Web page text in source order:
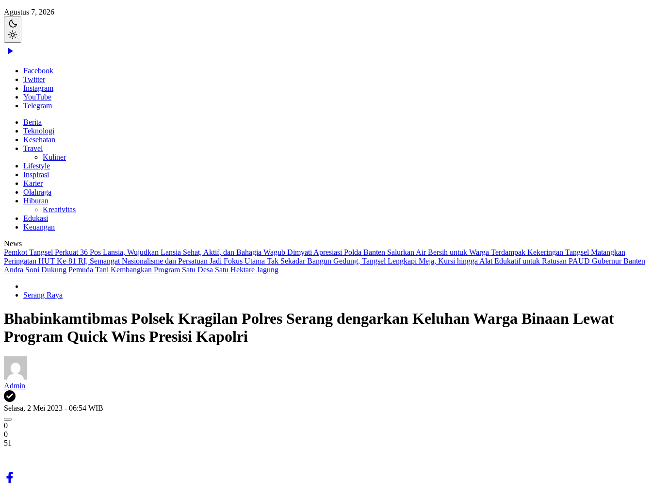
Agustus 7, 2026
Facebook
Twitter
Instagram
YouTube
Telegram
Berita
Teknologi
Kesehatan
Travel
Kuliner
Lifestyle
Inspirasi
Karier
Olahraga
Hiburan
Kreativitas
Edukasi
Keuangan
News
Pemkot Tangsel Perkuat 36 Pos Lansia, Wujudkan Lansia Sehat, Aktif, dan Bahagia Wagub Dimyati Apresiasi Polda Banten Salurkan Air Bersih untuk Warga Terdampak Kekeringan Tangsel Matangkan
Peringatan HUT Ke-81 RI, Semangat Nasionalisme dan Persatuan Jadi Fokus Utama Tak Sekadar Bangun Gedung, Tangsel Lengkapi Meja, Kursi hingga Alat Edukatif untuk Ratusan PAUD Gubernur Banten
Andra Soni Dukung Pemuda Tani Kembangkan Program Satu Desa Satu Hektare Jagung
Serang Raya
Bhabinkamtibmas Polsek Kragilan Polres Serang dengarkan Keluhan Warga Binaan Lewat
Program Quick Wins Presisi Kapolri
Admin
Selasa, 2 Mei 2023 - 06:54 WIB
0
0
51